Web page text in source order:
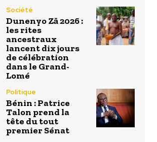
Société
Dunenyo Zā 2026 :
les rites
ancestraux
lancent dix jours
de célébration
dans le Grand-
Lomé
Politique
Bénin : Patrice
Talon prend la
tête du tout
premier Sénat